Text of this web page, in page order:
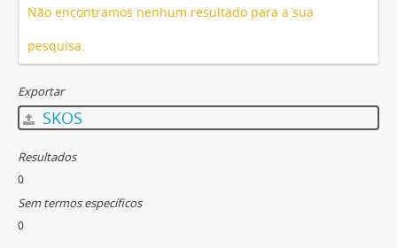
Não encontramos nenhum resultado para a sua
pesquisa.
Exportar
SKOS
Resultados
0
Sem termos específicos
0